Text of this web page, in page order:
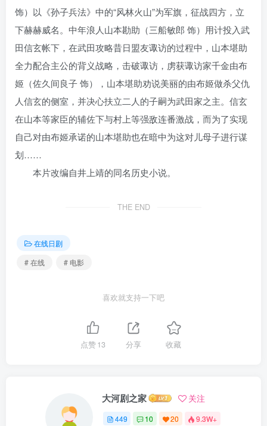
饰）以《孙子兵法》中的“风林火山”为军旗，征战四方，立
下赫赫威名。中年浪人山本勘助（三船敏郎 饰）用计投入武
田信玄帐下，在武田攻略昔日盟友诹访的过程中，山本堪助
全力配合主公的背义战略，击破诹访，虏获诹访家千金由布
姬（佐久间良子 饰），山本堪助劝说美丽的由布姬做杀父仇
人信玄的侧室，并决心扶立二人的子嗣为武田家之主。信玄
在山本等家臣的辅佐下与村上等强敌连番激战，而为了实现
自己对由布姬承诺的山本堪助也在暗中为这对儿母子进行谋
划……
本片改编自井上靖的同名历史小说。
THE END
在线日剧
# 在线
# 电影
喜欢就支持一下吧
点赞13 分享 收藏
大河剧之家 关注
449 10 20 9.3W+